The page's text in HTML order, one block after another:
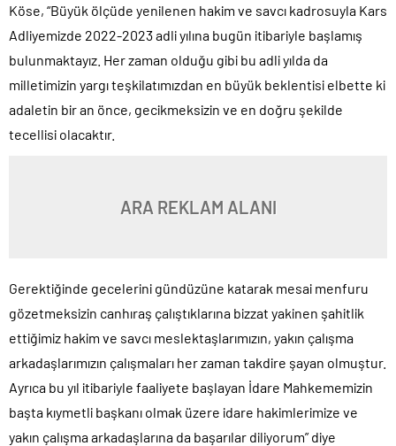
Köse, “Büyük ölçüde yenilenen hakim ve savcı kadrosuyla Kars
Adliyemizde 2022-2023 adli yılına bugün itibariyle başlamış
bulunmaktayız. Her zaman olduğu gibi bu adli yılda da
milletimizin yargı teşkilatımızdan en büyük beklentisi elbette ki
adaletin bir an önce, gecikmeksizin ve en doğru şekilde
tecellisi olacaktır.
ARA REKLAM ALANI
Gerektiğinde gecelerini gündüzüne katarak mesai menfuru
gözetmeksizin canhıraş çalıştıklarına bizzat yakinen şahitlik
ettiğimiz hakim ve savcı meslektaşlarımızın, yakın çalışma
arkadaşlarımızın çalışmaları her zaman takdire şayan olmuştur.
Ayrıca bu yıl itibariyle faaliyete başlayan İdare Mahkememizin
başta kıymetli başkanı olmak üzere idare hakimlerimize ve
yakın çalışma arkadaşlarına da başarılar diliyorum” diye